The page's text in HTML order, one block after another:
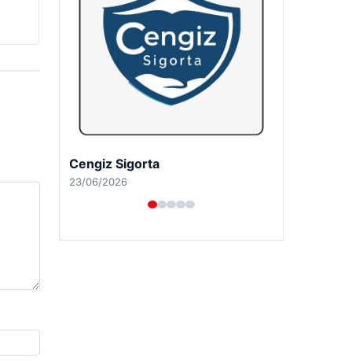
Cengiz Sigorta
23/06/2026